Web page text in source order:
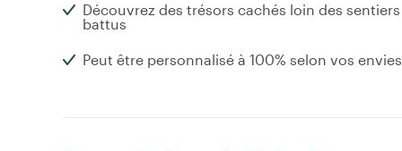
Découvrez des trésors cachés loin des sentiers
battus
Peut être personnalisé à 100% selon vos envies